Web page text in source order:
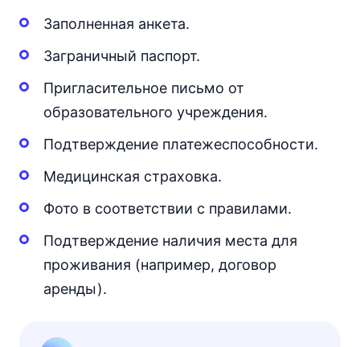
Заполненная анкета.
Заграничный паспорт.
Пригласительное письмо от
образовательного учреждения.
Подтверждение платежеспособности.
Медицинская страховка.
Фото в соответствии с правилами.
Подтверждение наличия места для
проживания (например, договор
аренды).